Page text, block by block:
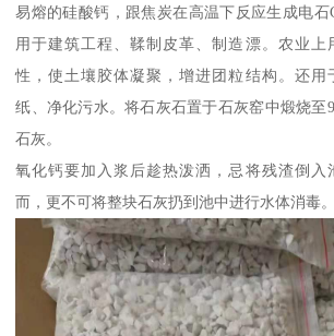
易熔的硅酸钙，跟焦炭在高温下反应生成电石
用于建筑工程、鞣制皮革、制造漂。农业上
性，使土壤胶体凝聚，增进团粒结构。还用
纸、净化污水。将石灰石置于石灰窑中煅烧
石灰。
氧化钙要加入浆后趁热泼洒，忌将残渣倒入
而，更不可将整块石灰扔到池中进行水体消毒。